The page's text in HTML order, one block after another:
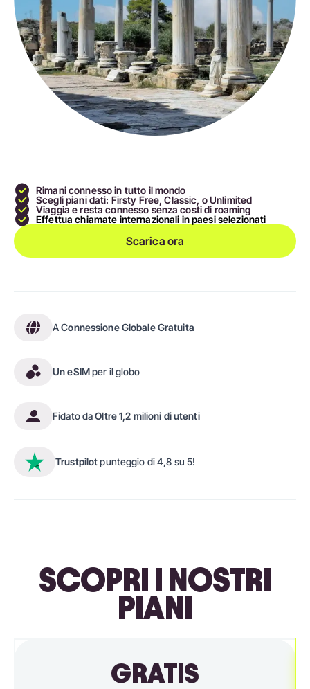
Rimani connesso in tutto il mondo
Scegli piani dati: Firsty Free, Classic, o Unlimited
Viaggia e resta connesso senza costi di roaming
Effettua chiamate internazionali in paesi selezionati
Scarica ora
AConnessione Globale Gratuita
Un eSIMper il globo
Fidato daOltre 1,2 milioni di utenti
Trustpilotpunteggio di 4,8 su 5!
SCOPRI I NOSTRI
PIANI
GRATIS